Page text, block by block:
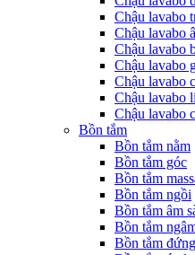
Chậu lavabo
Chậu lavabo
Chậu lavabo
Chậu lavabo
Chậu lavabo
Chậu lavabo
Chậu lavabo
Bồn tắm
Bồn tắm nằm
Bồn tắm góc
Bồn tắm
Bồn tắm ngồi
Bồn tắm âm
Bồn tắm
Bồn tắm đứng